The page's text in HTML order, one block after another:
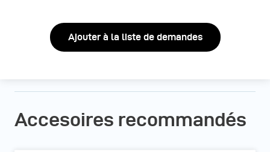
Ajouter à la liste de demandes
Accesoires recommandés